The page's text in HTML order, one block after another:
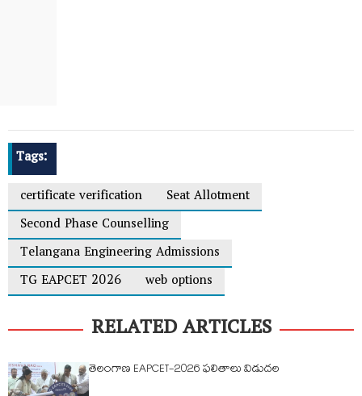
Tags:
certificate verification
Seat Allotment
Second Phase Counselling
Telangana Engineering Admissions
TG EAPCET 2026
web options
RELATED ARTICLES
తెలంగాణ EAPCET-2026 ఫలితాలు విడుదల